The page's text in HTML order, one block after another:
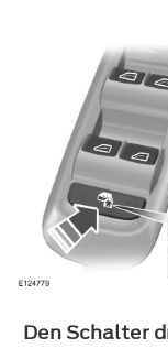
Den Schalter